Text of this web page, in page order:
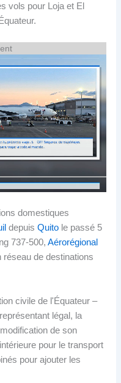
vols pour Loja et El
domestiques
depuisQuito le passé 5
737-500,Aérorégional
de destinations
civile de l'Équateur –
légal, la
de son
pour le transport
pour ajouter les